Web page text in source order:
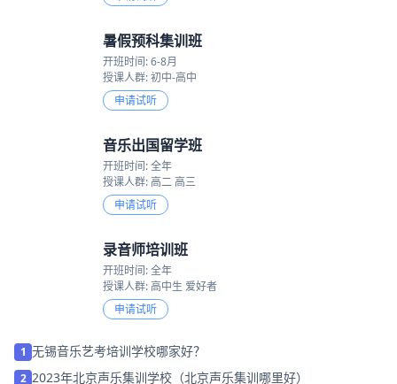
暑假预科集训班
开班时间: 6-8月
授课人群: 初中-高中
申请试听
音乐出国留学班
开班时间: 全年
授课人群: 高二 高三
申请试听
录音师培训班
开班时间: 全年
授课人群: 高中生 爱好者
申请试听
1 无锡音乐艺考培训学校哪家好？
2 2023年北京声乐集训学校（北京声乐集训哪里好）